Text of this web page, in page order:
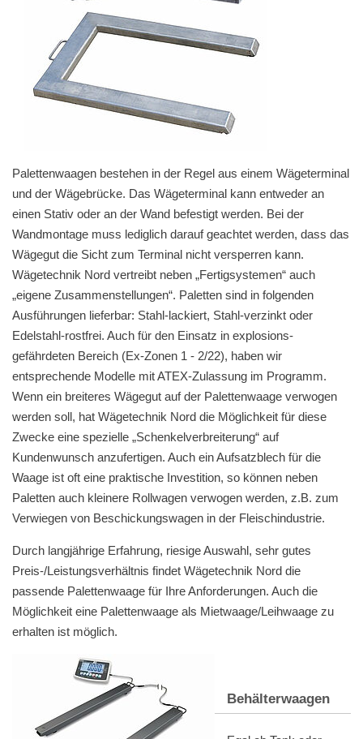
Palettenwaagen bestehen in der Regel aus einem Wäge­terminal
und der Wägebrücke. Das Wäge­terminal kann entweder an
einen Stativ oder an der Wand befestigt werden. Bei der
Wandmontage muss lediglich darauf geachtet werden, dass das
Wägegut die Sicht zum Terminal nicht versperren kann.
Wägetechnik Nord vertreibt neben „Fertigsystemen“ auch
„eigene Zusammen­stellungen“. Paletten sind in folgenden
Ausführungen lieferbar: Stahl-lackiert, Stahl-verzinkt oder
Edelstahl-rostfrei. Auch für den Einsatz in explosions­
gefährdeten Bereich (Ex-Zonen 1 - 2/22), haben wir
entsprechende Modelle mit ATEX-Zulassung im Programm.
Wenn ein breiteres Wäge­gut auf der Paletten­waage verwogen
werden soll, hat Wägetechnik Nord die Möglichkeit für diese
Zwecke eine spezielle „Schenkelverbreiterung“ auf
Kundenwunsch anzufertigen. Auch ein Aufsatz­blech für die
Waage ist oft eine praktische Investition, so können neben
Paletten auch kleinere Rollwagen verwogen werden, z.B. zum
Verwiegen von Beschickungswagen in der Fleisch­industrie.
Durch langjährige Erfahrung, riesige Auswahl, sehr gutes
Preis-/Leistungsverhältnis findet Wägetechnik Nord die
passende Palettenwaage für Ihre Anforderungen. Auch die
Möglichkeit eine Palettenwaage als Mietwaage/Leihwaage zu
erhalten ist möglich.
Behälterwaagen